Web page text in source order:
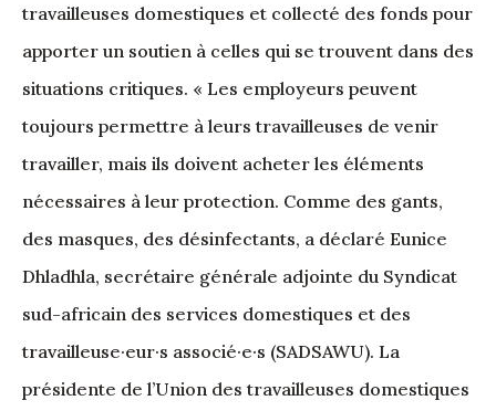
travailleuses domestiques et collecté des fonds pour
apporter un soutien à celles qui se trouvent dans des
situations critiques. « Les employeurs peuvent
toujours permettre à leurs travailleuses de venir
travailler, mais ils doivent acheter les éléments
nécessaires à leur protection. Comme des gants,
des masques, des désinfectants, a déclaré Eunice
Dhladhla, secrétaire générale adjointe du Syndicat
sud-africain des services domestiques et des
travailleuse·eur·s associé·e·s (SADSAWU). La
présidente de l’Union des travailleuses domestiques